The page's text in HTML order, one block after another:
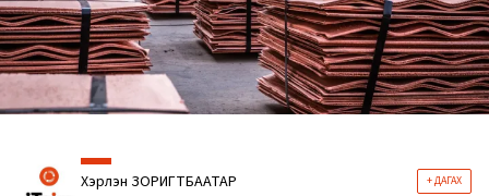
Хэрлэн ЗОРИГТБААТАР + ДАГАХ